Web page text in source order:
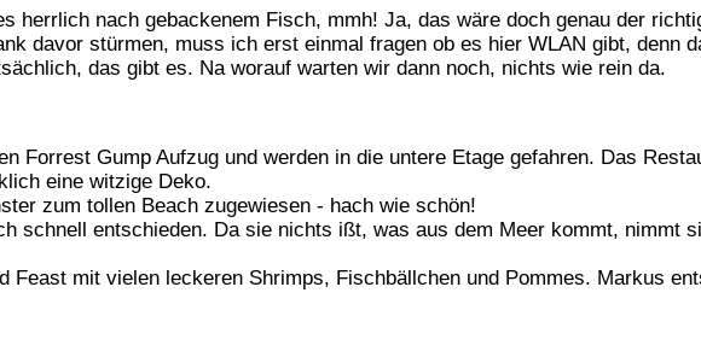
herrlich nach gebackenem Fisch, mmh! Ja, das wäre doch genau der
davor stürmen, muss ich erst einmal fragen ob es hier WLAN gibt, denn
das gibt es. Na worauf warten wir dann noch, nichts wie rein da.
Forrest Gump Aufzug und werden in die untere Etage gefahren. Das
eine witzige Deko.
zum tollen Beach zugewiesen - hach wie schön!
schnell entschieden. Da sie nichts ißt, was aus dem Meer kommt, nimmt
Feast mit vielen leckeren Shrimps, Fischbällchen und Pommes. Markus